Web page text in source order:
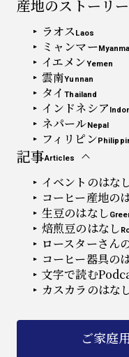
産地のストーリー
ラオス Laos
ミャンマー
イエメンYemen
雲南Yunnan
タイThailand
インドネシア
ネパールNepal
フィリピン
記事Articles
イベントのはな
コーヒー産地の
生豆のはなし
焙煎豆のはなし
ロースターさん
コーヒー器具の
文字で読む
カスカラのはな
ご家庭